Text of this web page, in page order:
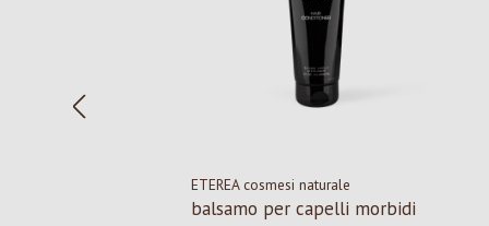
ETEREA cosmesi naturale
balsamo per capelli morbidi